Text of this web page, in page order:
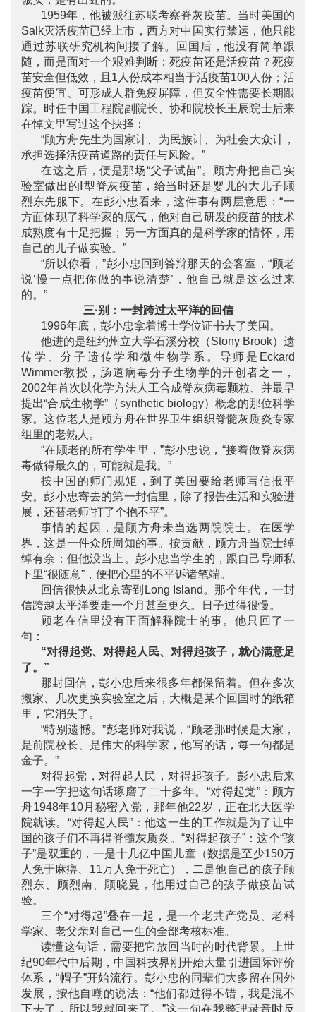
1959年，他被派往苏联考察脊灰疫苗。当时美国的
Salk灭活疫苗已经上市，西方对中国实行禁运，他只能
通过苏联研究机构间接了解。回国后，他没有简单跟
随，而是面对一个艰难判断：死疫苗还是活疫苗？死疫
苗安全但低效，且1人份成本相当于活疫苗100人份；活
疫苗便宜、可形成人群免疫屏障，但安全性需要长期跟
踪。时任中国工程院副院长、协和院校长王辰院士后来
在悼文里写过这个抉择：
“顾方舟先生为国家计、为民族计、为社会大众计，
承担选择活疫苗道路的责任与风险。”
在这之后，便是那场“父子试苗”。顾方舟把自己实
验室做出的Ⅰ型脊灰疫苗，给当时还是婴儿的大儿子顾
烈东先服下。在彭小忠看来，这件事有两层意思：“一
方面体现了科学家的底气，他对自己研发的疫苗的技术
成熟度有十足把握；另一方面真的是科学家的情怀，用
自己的儿子做实验。”
“所以你看，”彭小忠回到答辩那天的会客室，“顾老
说‘慢一点把你做的事说清楚’，他自己就是这么过来
的。”
三·别：一封跨过太平洋的回信
1996年底，彭小忠拿着博士学位证书去了美国。
他进的是纽约州立大学石溪分校（Stony Brook）遗
传学、分子遗传学和微生物学系。导师是Eckard
Wimmer教授，肠道病毒分子生物学的开创者之一，
2002年首次以化学方法人工合成脊灰病毒颗粒、并最早
提出“合成生物学”（synthetic biology）概念的那位科学
家。这位老人是顾方舟在世界卫生组织脊髓灰质炎专家
组里的老熟人。
“在顾老的所有学生里，”彭小忠说，“接着做脊灰病
毒做得最久的，可能就是我。”
按中国的师门规矩，到了美国要给老师写信报平
安。彭小忠寄去的第一封信里，除了报告生活和实验进
展，还替老师“打了个抱不平”。
事情的起因，是顾方舟未当选两院院士。在医学
界，这是一件众所周知的事。按贡献，顾方舟当院士绰
绰有余；但他没当上。彭小忠当学生的，跟自己导师私
下里“很随意”，便把心里的不平诉诸笔端。
回信很快从北京寄到Long Island。那个年代，一封
信跨越太平洋要走一个月甚至更久。日子过得很慢。
顾老在信里没有正面解释院士的事。他只回了一
句：
“对得起党、对得起人民、对得起孩子，就心满意足
了。”
那封回信，彭小忠后来很多年都保留着。但在多次
搬家、几次更换实验室之后，大概是某个回国时的纸箱
里，它消失了。
“特别遗憾。”彭老师对我说，“顾老那时候是大家，
是前院校长、是伟大的科学家，他写的话，每一句都是
金子。”
对得起党，对得起人民，对得起孩子。彭小忠后来
一字一字把这句话琢磨了二十多年。“对得起党”：顾方
舟1948年10月秘密入党，那年他22岁，正在北大医学
院就读。“对得起人民”：他这一生的工作就是为了让中
国的孩子们不再得脊髓灰质炎。“对得起孩子”：这个“孩
子”是双重的，一是十几亿中国儿童（数据是至少150万
人免于麻痹、11万人免于死亡），二是他自己的孩子顾
烈东、顾烈南、顾晓曼，他用过自己的孩子做疫苗试
验。
三个“对得起”叠在一起，是一个老共产党员、老科
学家、老父亲对自己一生的全部考核标准。
读懂这句话，需要把它放回当时的时代背景。上世
纪90年代中后期，中国科技界刚开始大量引进国际评价
体系，“帽子”开始流行。彭小忠的同辈们大多留在国外
发展，按他自嘲的说法：“他们都过得不错，我是混不
下去了，所以我就回来了。”这一句在我整理录音时反